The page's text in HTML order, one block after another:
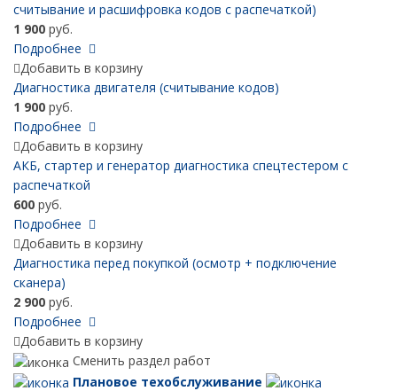
считывание и расшифровка кодов с распечаткой)
1 900 руб.
Подробнее
Добавить в корзину
Диагностика двигателя (считывание кодов)
1 900 руб.
Подробнее
Добавить в корзину
АКБ, cтартер и генератор диагностика спецтестером с
распечаткой
600 руб.
Подробнее
Добавить в корзину
Диагностика перед покупкой (осмотр + подключение
сканера)
2 900 руб.
Подробнее
Добавить в корзину
Сменить раздел работ
Плановое техобслуживание